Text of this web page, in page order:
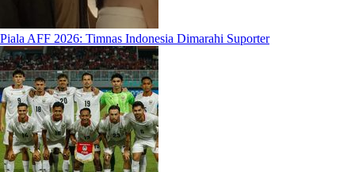
Piala AFF 2026: Timnas Indonesia Dimarahi Suporter